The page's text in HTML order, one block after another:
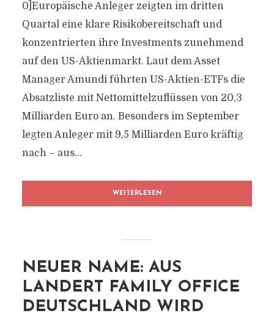
0]Europäische Anleger zeigten im dritten
Quartal eine klare Risikobereitschaft und
konzentrierten ihre Investments zunehmend
auf den US-Aktienmarkt. Laut dem Asset
Manager Amundi führten US-Aktien-ETFs die
Absatzliste mit Nettomittelzuflüssen von 20,3
Milliarden Euro an. Besonders im September
legten Anleger mit 9,5 Milliarden Euro kräftig
nach – aus...
WEITERLESEN
NEUER NAME: AUS
LANDERT FAMILY OFFICE
DEUTSCHLAND WIRD